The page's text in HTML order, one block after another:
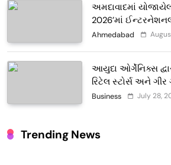
અમદાવાદમાં
2026’માં
લુલ્લા એ ટેરોટ કાર્ડ
Ahmedabad
આયુદા ઓર્ગેનિક્સ
રિટેલ સ્ટોર્સ અને ગીર
દૂધની શુદ્ધ સેવાઓ
Business July 28,
Trending News